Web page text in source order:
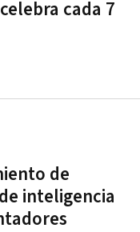
cada 7
de
inteligencia